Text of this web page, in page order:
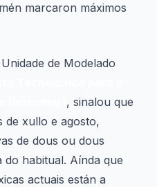
marcaron máximos
de Modelado
, sinalou que
de xullo e agosto,
de dous ou dous
habitual. Aínda que
actuais están a